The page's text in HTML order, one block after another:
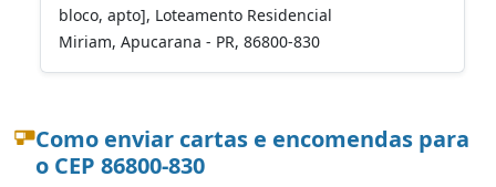
bloco, apto], Loteamento Residencial
Miriam, Apucarana - PR, 86800-830
Como enviar cartas e encomendas para
o CEP 86800-830